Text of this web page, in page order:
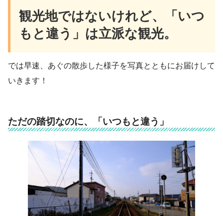
観光地ではないけれど、「いつ
もと違う」は立派な観光。
では早速、あぐの散歩した様子を写真とともにお届けして
いきます！
ただの踏切なのに、「いつもと違う」